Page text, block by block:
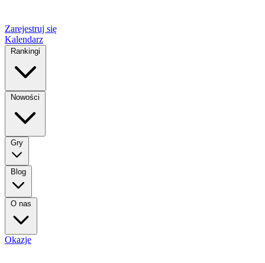
Zarejestruj się
Kalendarz
Rankingi
Nowości
Gry
Blog
O nas
Okazje